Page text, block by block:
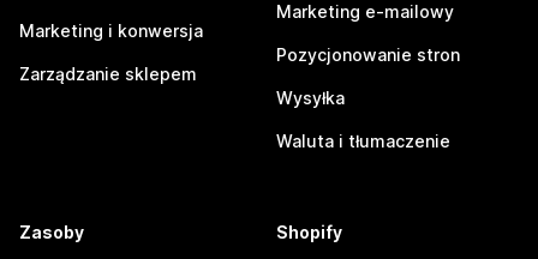
Marketing i konwersja
Zarządzanie sklepem
Marketing e-mailowy
Pozycjonowanie stron
Wysyłka
Waluta i tłumaczenie
Zasoby Shopify